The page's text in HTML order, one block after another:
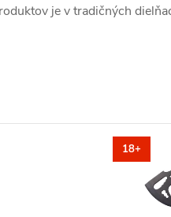
je v tradičných
18+